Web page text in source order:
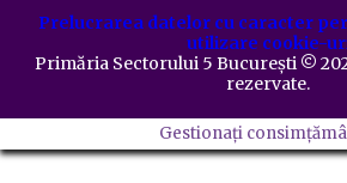
Prelucrarea datelor cu caracter
utilizare cookie-
Primăria Sectorului 5 București ©️
rezervate.
Gestionați